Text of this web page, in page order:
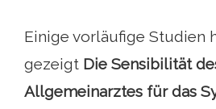
Einige vorläufige Studien
gezeigt Die Sensibilität
Allgemeinarztes für das